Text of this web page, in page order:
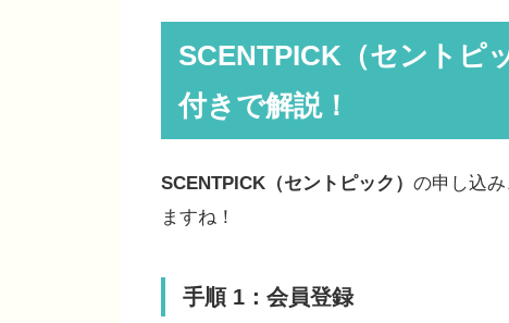
SCENTPICK（セントピ
付きで解説！
SCENTPICK（セントピック） の申し込
ますね！
手順 1：会員登録